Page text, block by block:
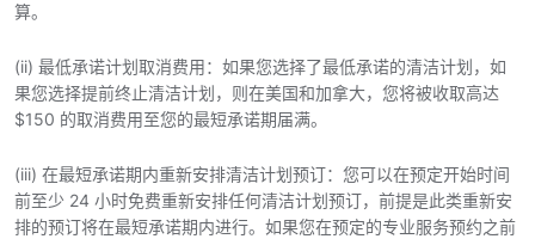
算。
(ii) 最低承诺计划取消费用：如果您选择了最低承诺的清洁计划，如
果您选择提前终止清洁计划，则在美国和加拿大，您将被收取高达
$150 的取消费用至您的最短承诺期届满。
(iii) 在最短承诺期内重新安排清洁计划预订：您可以在预定开始时间
前至少 24 小时免费重新安排任何清洁计划预订，前提是此类重新安
排的预订将在最短承诺期内进行。如果您在预定的专业服务预约之前